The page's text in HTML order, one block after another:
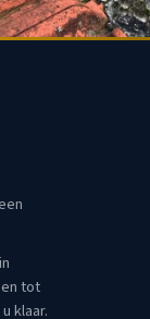
tot
klaar.